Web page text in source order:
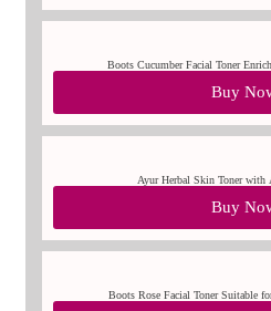
Boots Cucumber Facial Toner
Buy
Ayur Herbal Skin Toner with
Buy
Boots Rose Facial Toner Suitable